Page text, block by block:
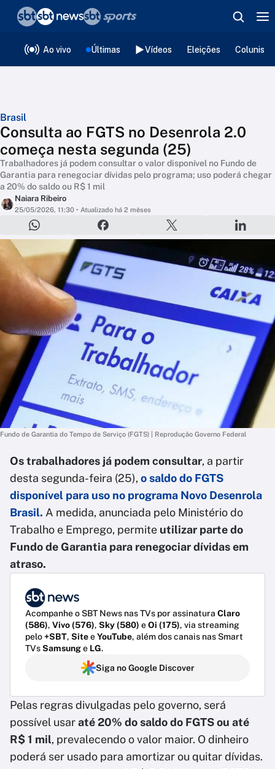
Ao vivo Últimas Vídeos Eleições
Brasil
Consulta ao FGTS no Desenrola 2.0
começa nesta segunda (25)
Trabalhadores já podem consultar o valor disponível no Fundo de
Garantia para renegociar dívidas pelo programa; uso poderá chegar
a 20% do saldo ou R$ 1 mil
Naiara Ribeiro
25/05/2026, 11:30 • Atualizado há 2 mêses
Fundo de Garantia do Tempo de Serviço (FGTS) | Reprodução Governo Federal
Os trabalhadores já podem consultar, a partir
desta segunda-feira (25), o saldo do FGTS
disponível para uso no programa Novo Desenrola
Brasil. A medida, anunciada pelo Ministério do
Trabalho e Emprego, permite utilizar parte do
Fundo de Garantia para renegociar dívidas em
atraso.
Acompanhe o SBT News nas TVs por assinatura Claro
(586), Vivo (576), Sky (580) eOi (175), via streaming
pelo+SBT, SiteeYouTube, além dos canais nas Smart
TVsSamsunge LG.
Siga no Google Discover
Pelas regras divulgadas pelo governo, será
possível usaraté 20% do saldo do FGTS ou até
R$ 1 mil, prevalecendo o valor maior. O dinheiro
poderá ser usado para amortizar ou quitar dívidas.
❮voltar
Editorias